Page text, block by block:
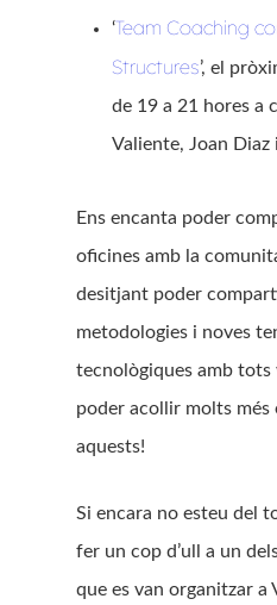
‘Team Coaching
Structures’, el
de 19 a 21 hores a
Valiente, Joan
Ens encanta poder
oficines amb la
desitjant poder
metodologies i noves
tecnològiques amb tots
poder acollir molts més
aquests!
Si encara no esteu del
fer un cop d’ull a un
que es van organitzar a